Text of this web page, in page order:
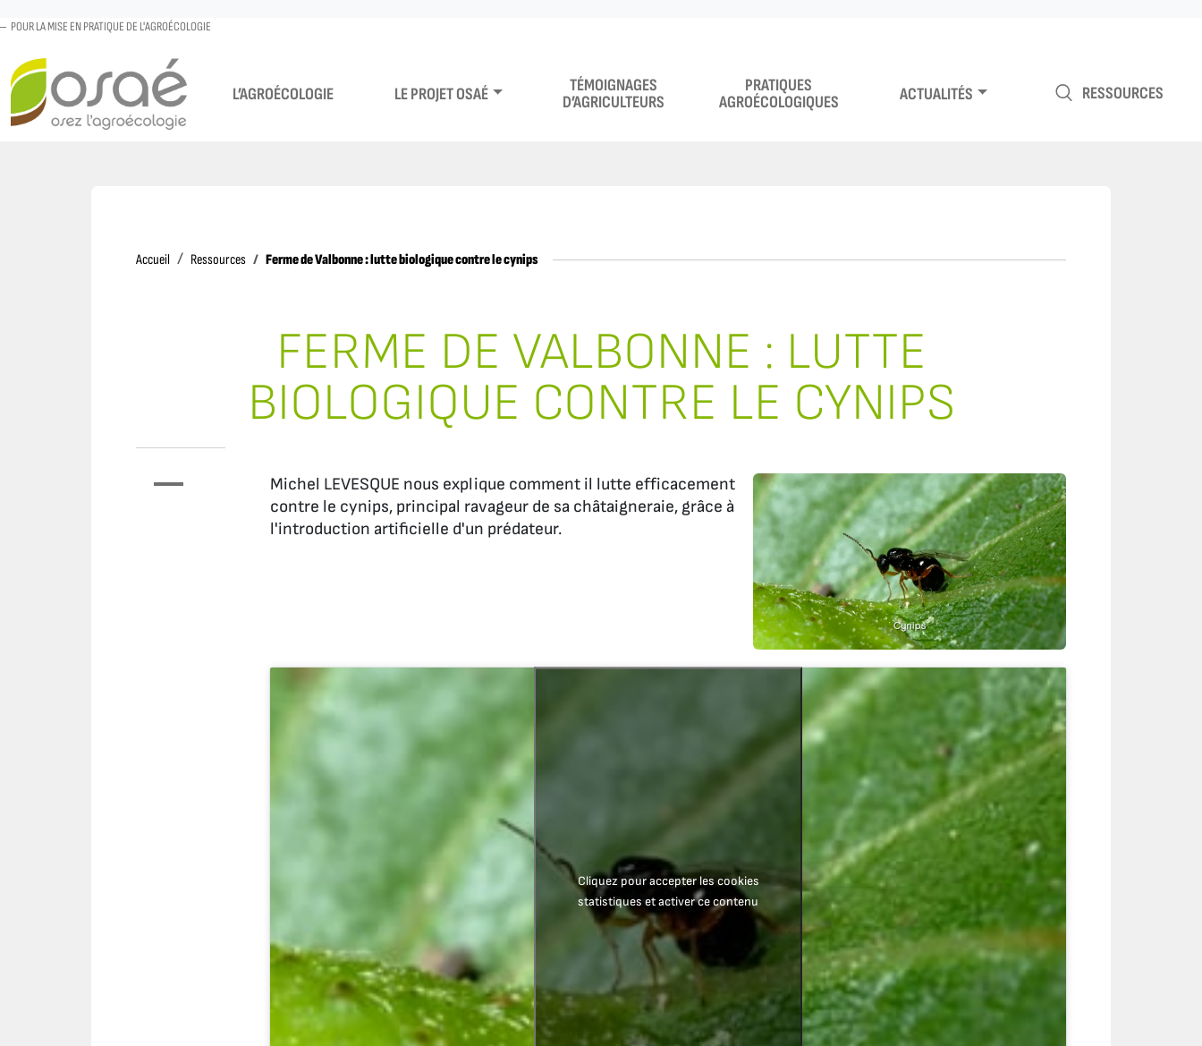
POUR LA MISE EN PRATIQUE DE L'AGROÉCOLOGIE
L’AGROÉCOLOGIE LE PROJET OSAÉ
TÉMOIGNAGES
D’AGRICULTEURS
PRATIQUES
AGROÉCOLOGIQUES
ACTUALITÉS RESSOURCES
Accueil AccueilRessources Ferme de Valbonne : lutte biologique contre le cynips
FERME DE VALBONNE : LUTTE
BIOLOGIQUE CONTRE LE CYNIPS
Michel LEVESQUE nous explique comment il lutte efficacement
contre le cynips, principal ravageur de sa châtaigneraie, grâce à
l'introduction artificielle d'un prédateur.
Cliquez pour accepter les cookies
statistiques et activer ce contenu